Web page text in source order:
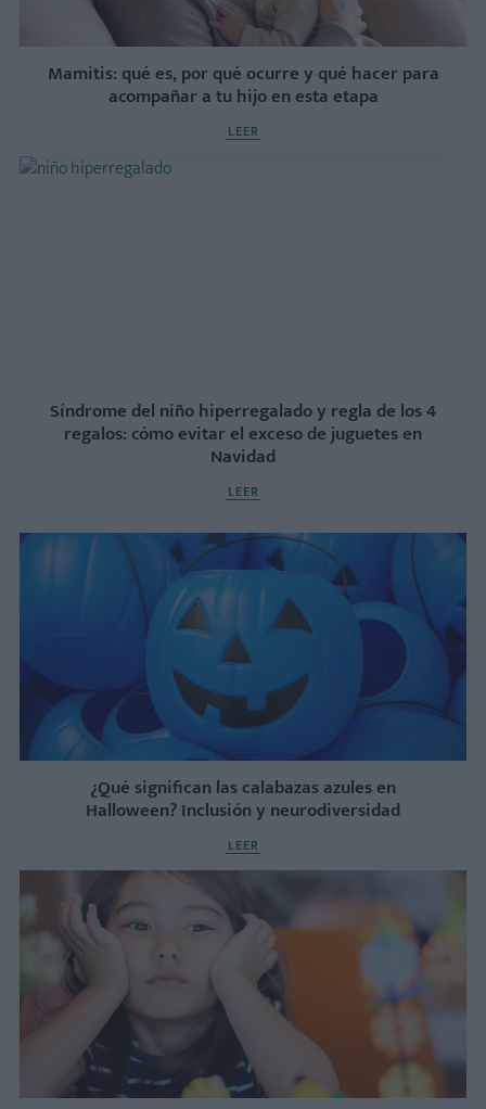
Mamitis: qué es, por qué ocurre y qué hacer para
acompañar a tu hijo en esta etapa
LEER
Síndrome del niño hiperregalado y regla de los 4
regalos: cómo evitar el exceso de juguetes en
Navidad
LEER
¿Qué significan las calabazas azules en
Halloween? Inclusión y neurodiversidad
LEER